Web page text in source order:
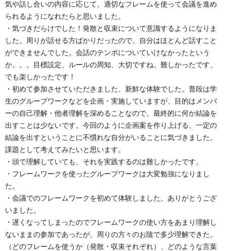
気や話し合いの内容に応じて、適切なフレームを使って会議を進め
られるようになれたらと思いました。
・気づきだらけでした！発散と収束について意識するようになりま
した。周りが話せる方ばかりだったので、自分はほとんど話すこと
ができませんでした。会話のテンポについていけなかったという
か。。。目標設定、ルールの周知、大切ですね。難しかったです、
でも楽しかったです！
・初めて参加させていただきました、新鮮な体験でした。普段は学
生のグループワークなどを企画・実施していますが、目的はメンバ
ーの自己理解・他者理解を深めることなので、最終的に何か結論を
出すことは少ないです。今回のように企画案を作り上げる、一定の
結論を出すということに不慣れな自分がいることに気づきました。
課題として考えてみたいと思います。
・頭で理解していても、それを実践するのは難しかったです。
・フレームワークを使ったグループワークは大変勉強になりまし
た。
・会議でのフレームワークを初めて体験しました。ありがとうござ
いました。
・遅くなってしまったのでフレームワークの使い方をあまり理解し
ないままの参加であったが、周りの方々のお陰で多少理解できた。
（どのフレームを使うか（発散・収束それぞれ）、どのような言葉